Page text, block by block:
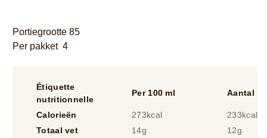
Étiquette
nutritionnelle
Per 100 ml Aantal